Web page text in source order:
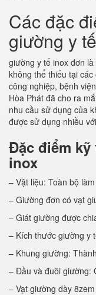
Các đặc
giường y
giường y tế inox đơn
không thể thiếu tại
công nghiệp, bệnh
Hòa Phát đã cho ra
nhu cầu sử dụng của
được sử dụng nhiều
Đặc điểm
inox
– Vật liệu: Toàn bộ
– Giường đơn có vạt
– Giát giường được
– Kích thước giường y
– Khung giường:
– Đầu và đuôi giường:
– Vạt giường dày